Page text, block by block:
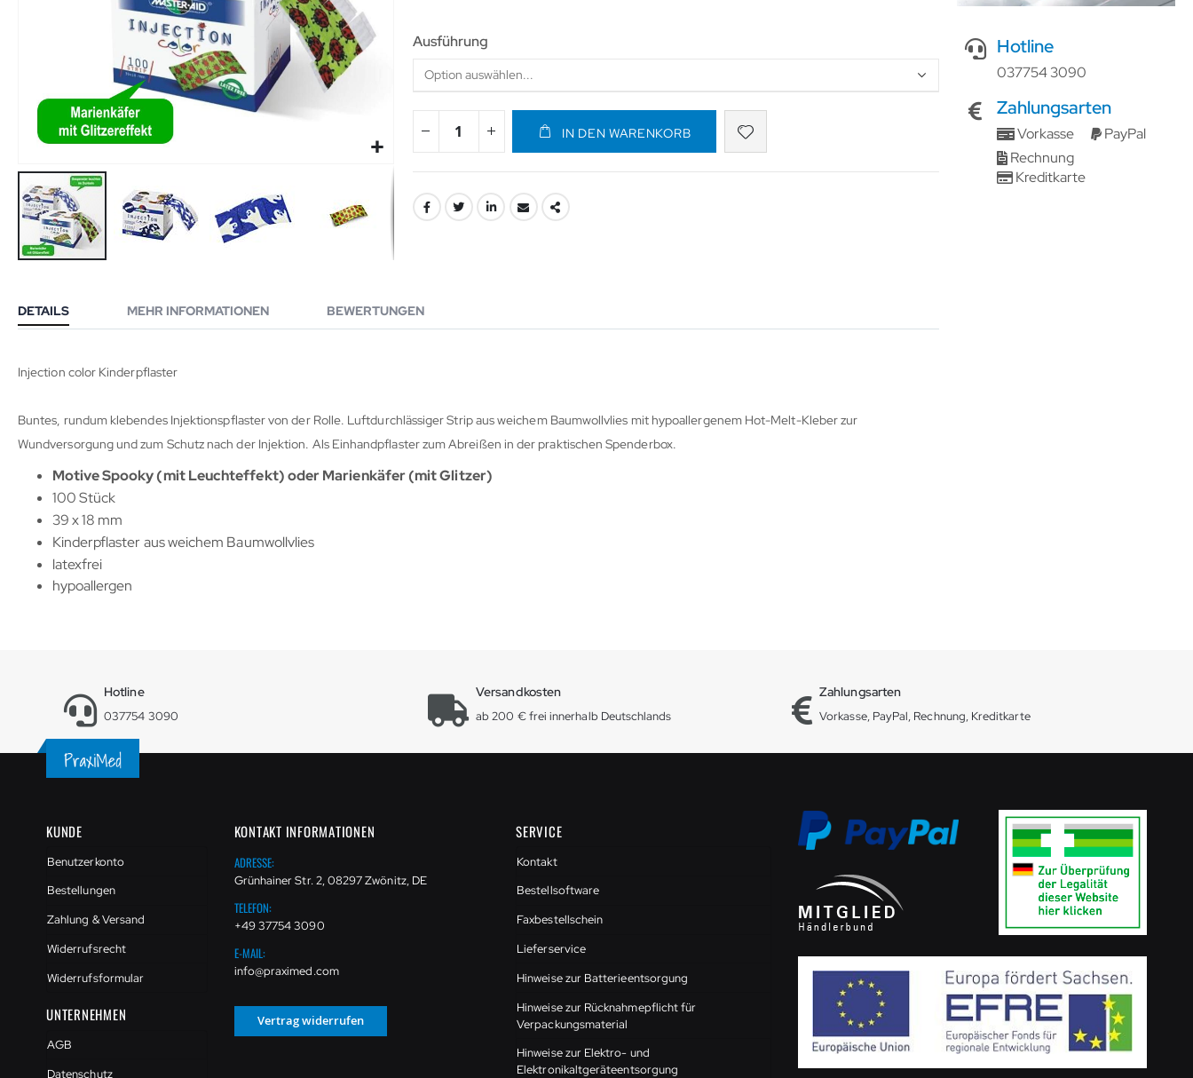
Ausführung
IN DEN WARENKORB
DETAILS
Injection color Kinderpflaster
Buntes, rundum klebendes Injektionspflaster von der Rolle. Luftdurchlässiger Strip aus weichem Baumwollvlies mit hypoallergenem Hot-Melt-Kleber zur
Wundversorgung und zum Schutz nach der Injektion. Als Einhandpflaster zum Abreißen in der praktischen Spenderbox.
Motive Spooky (mit Leuchteffekt) oder Marienkäfer (mit Glitzer)
100 Stück
39 x 18 mm
Kinderpflaster aus weichem Baumwollvlies
latexfrei
hypoallergen
MEHR INFORMATIONEN BEWERTUNGEN
Hotline
037754 3090
Zahlungsarten
Vorkasse
PayPal
Rechnung
Kreditkarte
Hotline
037754 3090
Versandkosten
ab 200 € frei innerhalb Deutschlands
Zahlungsarten
Vorkasse, PayPal, Rechnung, Kreditkarte
KUNDE
Benutzerkonto
Bestellungen
Zahlung & Versand
Widerrufsrecht
Widerrufsformular
UNTERNEHMEN
AGB
Datenschutz
KONTAKT INFORMATIONEN
ADRESSE:
Grünhainer Str. 2, 08297 Zwönitz, DE
TELEFON:
+49 37754 3090
E-MAIL:
info@praximed.com
Vertrag widerrufen
SERVICE
Kontakt
Bestellsoftware
Faxbestellschein
Lieferservice
Hinweise zur Batterieentsorgung
Hinweise zur Rücknahmepflicht für
Verpackungsmaterial
Hinweise zur Elektro- und
Elektronikaltgeräteentsorgung